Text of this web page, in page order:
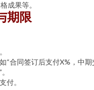
成果等。
期限
“合同签订后支付X%，中期
付。